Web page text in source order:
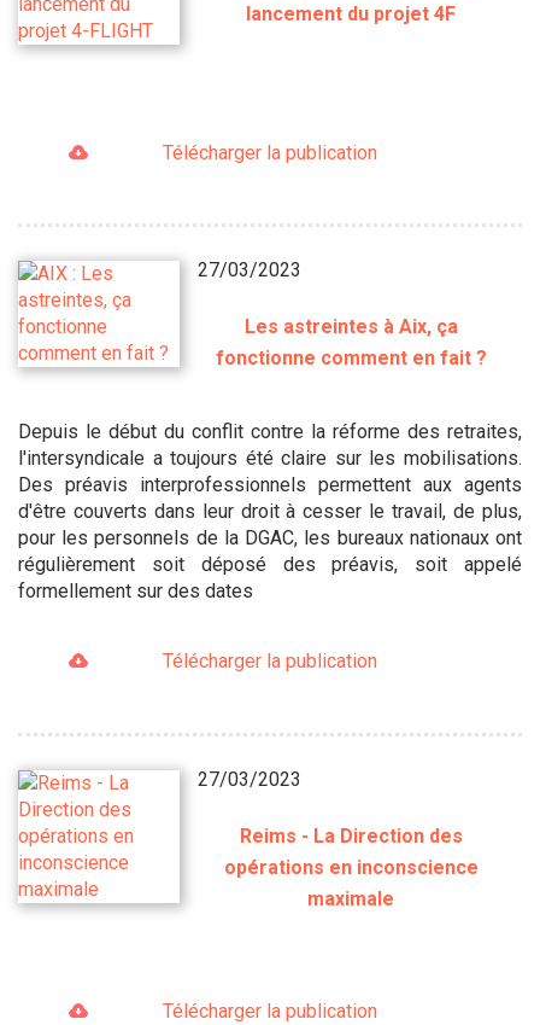
lancement du projet 4F
Télécharger la publication
27/03/2023
Les astreintes à Aix, ça
fonctionne comment en fait ?
Depuis le début du conflit contre la réforme des retraites,
l'intersyndicale a toujours été claire sur les mobilisations.
Des préavis interprofessionnels permettent aux agents
d'être couverts dans leur droit à cesser le travail, de plus,
pour les personnels de la DGAC, les bureaux nationaux ont
régulièrement soit déposé des préavis, soit appelé
formellement sur des dates
Télécharger la publication
27/03/2023
Reims - La Direction des
opérations en inconscience
maximale
Télécharger la publication